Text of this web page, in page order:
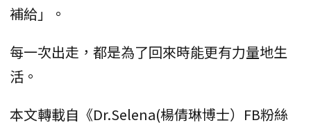
補給」。
每一次出走，都是為了回來時能更有力量地生
活。
本文轉載自《Dr.Selena(楊倩琳博士）FB粉絲